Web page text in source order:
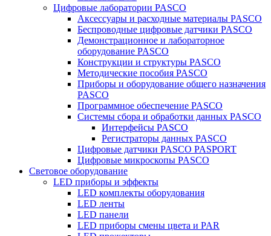
Цифровые лаборатории PASCO
Аксессуары и расходные материалы PASCO
Беспроводные цифровые датчики PASCO
Демонстрационное и лабораторное
оборудование PASCO
Конструкции и структуры PASCO
Методические пособия PASCO
Приборы и оборудование общего назначения
PASCO
Программное обеспечение PASCO
Системы сбора и обработки данных PASCO
Интерфейсы PASCO
Регистраторы данных PASCO
Цифровые датчики PASCO PASPORT
Цифровые микроскопы PASCO
Световое оборудование
LED приборы и эффекты
LED комплекты оборудования
LED ленты
LED панели
LED приборы смены цвета и PAR